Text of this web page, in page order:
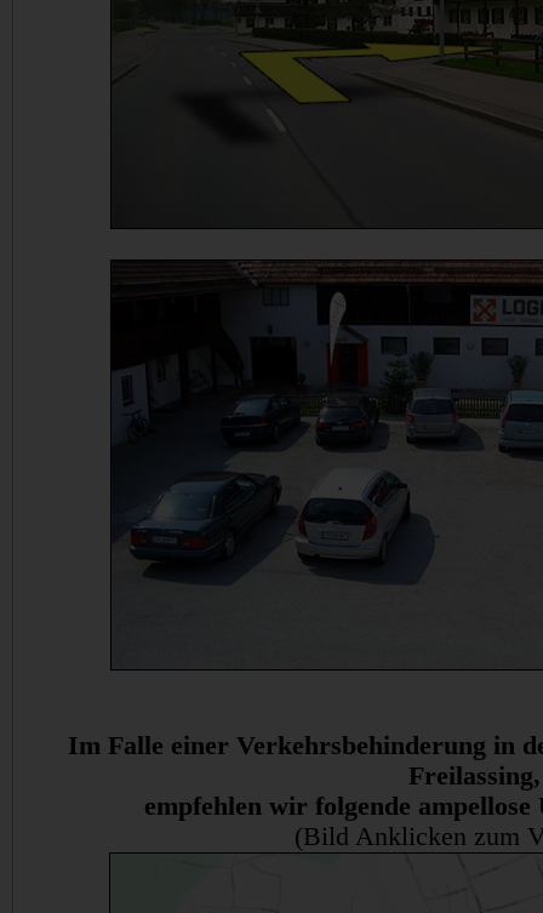
Im Falle einer Verkehrsbehinderung in
Freilassing,
empfehlen wir folgende
(Bild Anklicken zum